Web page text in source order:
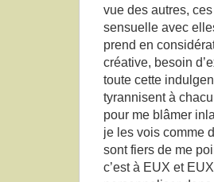
vue des autres,
sensuelle avec
prend en
créative, besoin
toute cette
tyrannisent à
pour me blâmer
je les vois comme
sont fiers de me
c’est à EUX et